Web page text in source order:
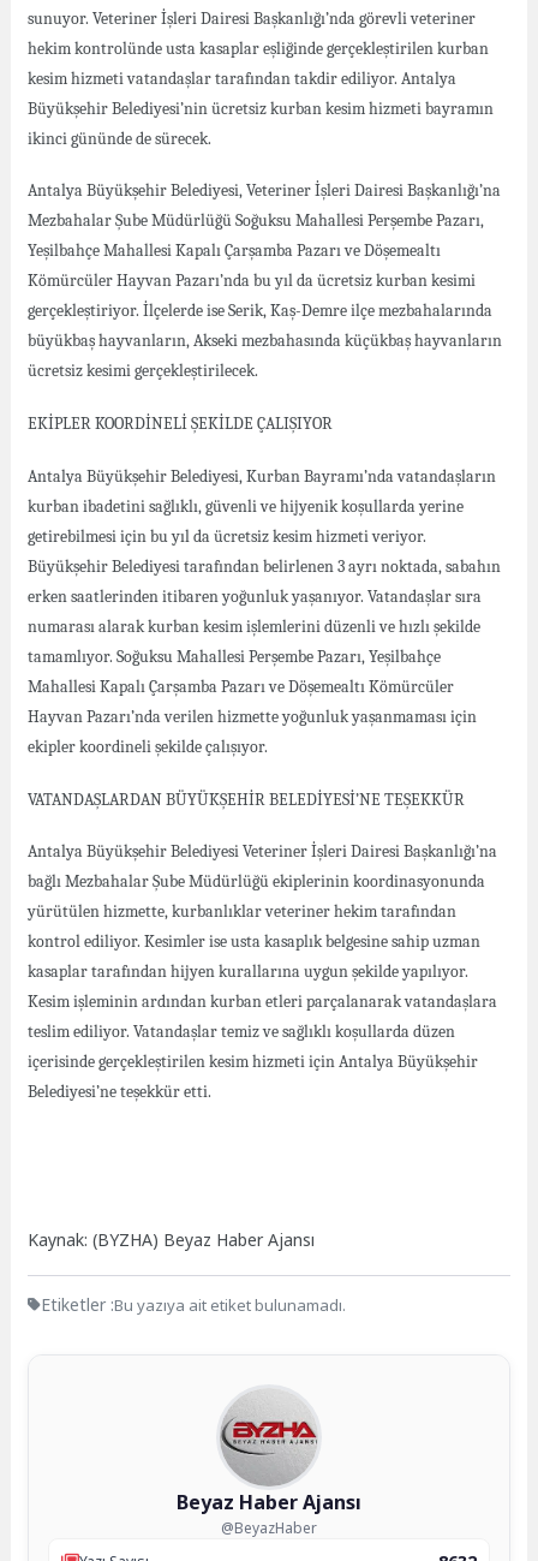
sunuyor. Veteriner İşleri Dairesi Başkanlığı’nda görevli veteriner
hekim kontrolünde usta kasaplar eşliğinde gerçekleştirilen kurban
kesim hizmeti vatandaşlar tarafından takdir ediliyor. Antalya
Büyükşehir Belediyesi’nin ücretsiz kurban kesim hizmeti bayramın
ikinci gününde de sürecek.
Antalya Büyükşehir Belediyesi, Veteriner İşleri Dairesi Başkanlığı’na
Mezbahalar Şube Müdürlüğü Soğuksu Mahallesi Perşembe Pazarı,
Yeşilbahçe Mahallesi Kapalı Çarşamba Pazarı ve Döşemealtı
Kömürcüler Hayvan Pazarı’nda bu yıl da ücretsiz kurban kesimi
gerçekleştiriyor. İlçelerde ise Serik, Kaş-Demre ilçe mezbahalarında
büyükbaş hayvanların, Akseki mezbahasında küçükbaş hayvanların
ücretsiz kesimi gerçekleştirilecek.
EKİPLER KOORDİNELİ ŞEKİLDE ÇALIŞIYOR
Antalya Büyükşehir Belediyesi, Kurban Bayramı’nda vatandaşların
kurban ibadetini sağlıklı, güvenli ve hijyenik koşullarda yerine
getirebilmesi için bu yıl da ücretsiz kesim hizmeti veriyor.
Büyükşehir Belediyesi tarafından belirlenen 3 ayrı noktada, sabahın
erken saatlerinden itibaren yoğunluk yaşanıyor. Vatandaşlar sıra
numarası alarak kurban kesim işlemlerini düzenli ve hızlı şekilde
tamamlıyor. Soğuksu Mahallesi Perşembe Pazarı, Yeşilbahçe
Mahallesi Kapalı Çarşamba Pazarı ve Döşemealtı Kömürcüler
Hayvan Pazarı’nda verilen hizmette yoğunluk yaşanmaması için
ekipler koordineli şekilde çalışıyor.
VATANDAŞLARDAN BÜYÜKŞEHİR BELEDİYESİ’NE TEŞEKKÜR
Antalya Büyükşehir Belediyesi Veteriner İşleri Dairesi Başkanlığı’na
bağlı Mezbahalar Şube Müdürlüğü ekiplerinin koordinasyonunda
yürütülen hizmette, kurbanlıklar veteriner hekim tarafından
kontrol ediliyor. Kesimler ise usta kasaplık belgesine sahip uzman
kasaplar tarafından hijyen kurallarına uygun şekilde yapılıyor.
Kesim işleminin ardından kurban etleri parçalanarak vatandaşlara
teslim ediliyor. Vatandaşlar temiz ve sağlıklı koşullarda düzen
içerisinde gerçekleştirilen kesim hizmeti için Antalya Büyükşehir
Belediyesi’ne teşekkür etti.
Kaynak: (BYZHA) Beyaz Haber Ajansı
Etiketler :Bu yazıya ait etiket bulunamadı.
Beyaz Haber Ajansı
@BeyazHaber